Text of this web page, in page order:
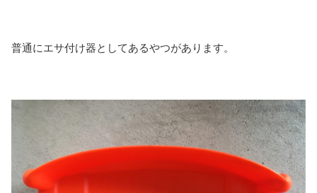
普通にエサ付け器としてあるやつがあります。